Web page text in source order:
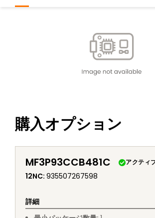
購入オプション
MF3P93CCB481C アクティ
12NC: 935507267598
詳細